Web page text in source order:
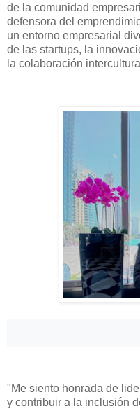
de la comunidad
defensora del
un entorno empresarial
de las startups, la
la colaboración
"Me siento honrada de
y contribuir a la inclusión